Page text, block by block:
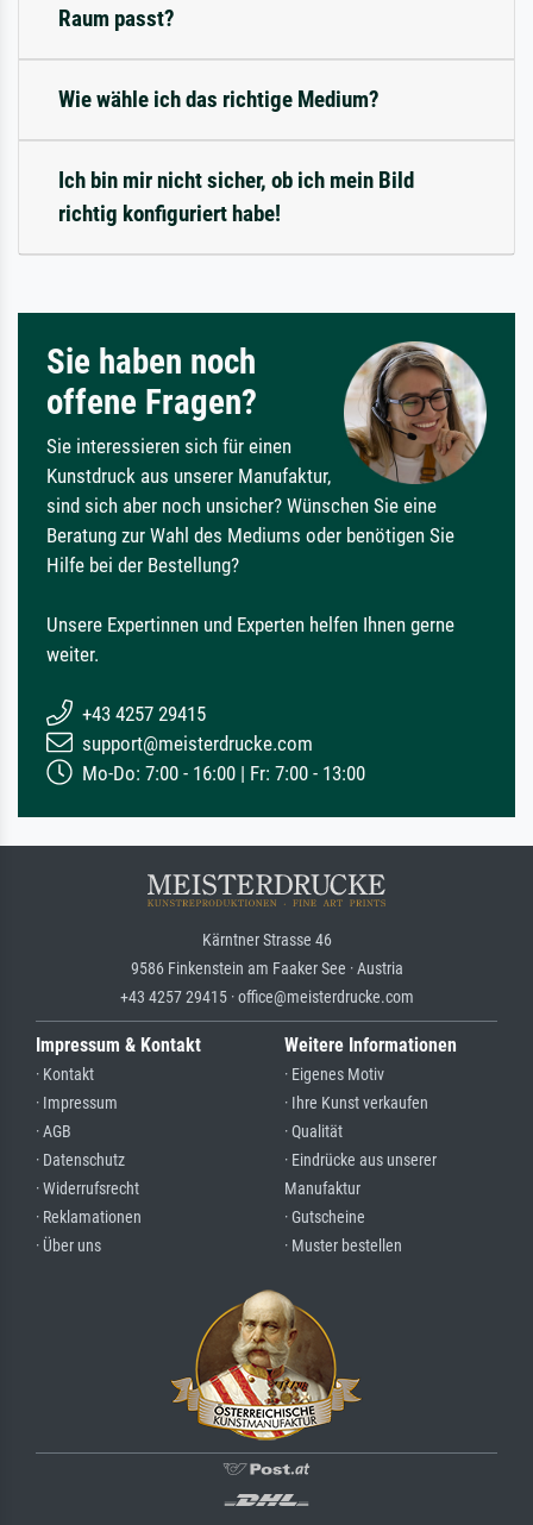
Raum passt?
Wie wähle ich das richtige Medium?
Ich bin mir nicht sicher, ob ich mein Bild
richtig konfiguriert habe!
Sie haben noch
offene Fragen?
Sie interessieren sich für einen
Kunstdruck aus unserer Manufaktur,
sind sich aber noch unsicher? Wünschen Sie eine
Beratung zur Wahl des Mediums oder benötigen Sie
Hilfe bei der Bestellung?
Unsere Expertinnen und Experten helfen Ihnen gerne
weiter.
+43 4257 29415
support@meisterdrucke.com
Mo-Do: 7:00 - 16:00 | Fr: 7:00 - 13:00
Kärntner Strasse 46
9586 Finkenstein am Faaker See · Austria
+43 4257 29415 · office@meisterdrucke.com
Impressum & Kontakt
· Kontakt
· Impressum
· AGB
· Datenschutz
· Widerrufsrecht
· Reklamationen
· Über uns
Weitere Informationen
· Eigenes Motiv
· Ihre Kunst verkaufen
· Qualität
· Eindrücke aus unserer
Manufaktur
· Gutscheine
· Muster bestellen